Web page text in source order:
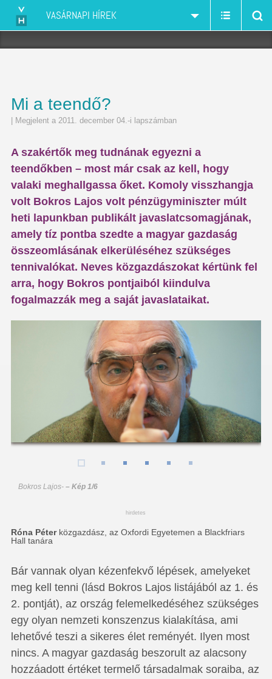
VASÁRNAPI HÍREK
Mi a teendő?
| Megjelent a 2011. december 04.-i lapszámban
A szakértők meg tudnának egyezni a
teendőkben – most már csak az kell, hogy
valaki meghallgassa őket. Komoly visszhangja
volt Bokros Lajos volt pénzügyminiszter múlt
heti lapunkban publikált javaslatcsomagjának,
amely tíz pontba szedte a magyar gazdaság
összeomlásának elkerüléséhez szükséges
tennivalókat. Neves közgazdászokat kértünk fel
arra, hogy Bokros pontjaiból kiindulva
fogalmazzák meg a saját javaslataikat.
Bokros Lajos-– Kép 1/6
hirdetes
Róna Péterközgazdász, az Oxfordi Egyetemen a Blackfriars
Hall tanára
Bár vannak olyan kézenfekvő lépések, amelyeket
meg kell tenni (lásd Bokros Lajos listájából az 1. és
2. pontját), az ország felemelkedéséhez szükséges
egy olyan nemzeti konszenzus kialakítása, ami
lehetővé teszi a sikeres élet reményét. Ilyen most
nincs. A magyar gazdaság beszorult az alacsony
hozzáadott értéket termelő társadalmak soraiba, az